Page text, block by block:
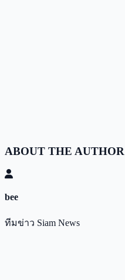
ABOUT THE AUTHOR
bee
ทีมข่าว Siam News